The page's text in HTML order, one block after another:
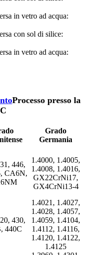
in vetro ad acqua:
con sol di silice:
in vetro ad acqua:
Processo presso la
Grado
Germania
446,
CA6N,
1.4000, 1.4005,
1.4008, 1.4016,
GX22CrNi17,
GX4CrNi13-4
430,
440C
1.4021, 1.4027,
1.4028, 1.4057,
1.4059, 1.4104,
1.4112, 1.4116,
1.4120, 1.4122,
1.4125